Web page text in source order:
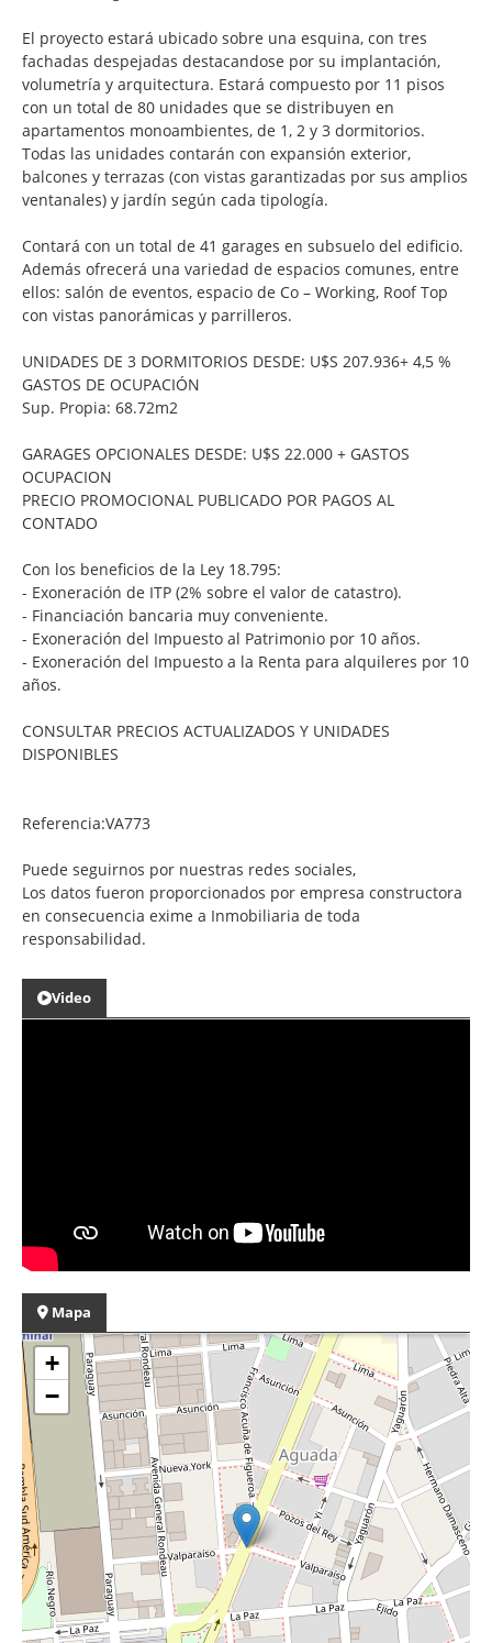
El proyecto estará ubicado sobre una esquina, con tres
fachadas despejadas destacandose por su implantación,
volumetría y arquitectura. Estará compuesto por 11 pisos
con un total de 80 unidades que se distribuyen en
apartamentos monoambientes, de 1, 2 y 3 dormitorios.
Todas las unidades contarán con expansión exterior,
balcones y terrazas (con vistas garantizadas por sus amplios
ventanales) y jardín según cada tipología.
Contará con un total de 41 garages en subsuelo del edificio.
Además ofrecerá una variedad de espacios comunes, entre
ellos: salón de eventos, espacio de Co – Working, Roof Top
con vistas panorámicas y parrilleros.
UNIDADES DE 3 DORMITORIOS DESDE: U$S 207.936+ 4,5 %
GASTOS DE OCUPACIÓN
Sup. Propia: 68.72m2
GARAGES OPCIONALES DESDE: U$S 22.000 + GASTOS
OCUPACION
PRECIO PROMOCIONAL PUBLICADO POR PAGOS AL
CONTADO
Con los beneficios de la Ley 18.795:
- Exoneración de ITP (2% sobre el valor de catastro).
- Financiación bancaria muy conveniente.
- Exoneración del Impuesto al Patrimonio por 10 años.
- Exoneración del Impuesto a la Renta para alquileres por 10
años.
CONSULTAR PRECIOS ACTUALIZADOS Y UNIDADES
DISPONIBLES
Referencia:VA773
Puede seguirnos por nuestras redes sociales,
Los datos fueron proporcionados por empresa constructora
en consecuencia exime a Inmobiliaria de toda
responsabilidad.
Video
Mapa
+
−